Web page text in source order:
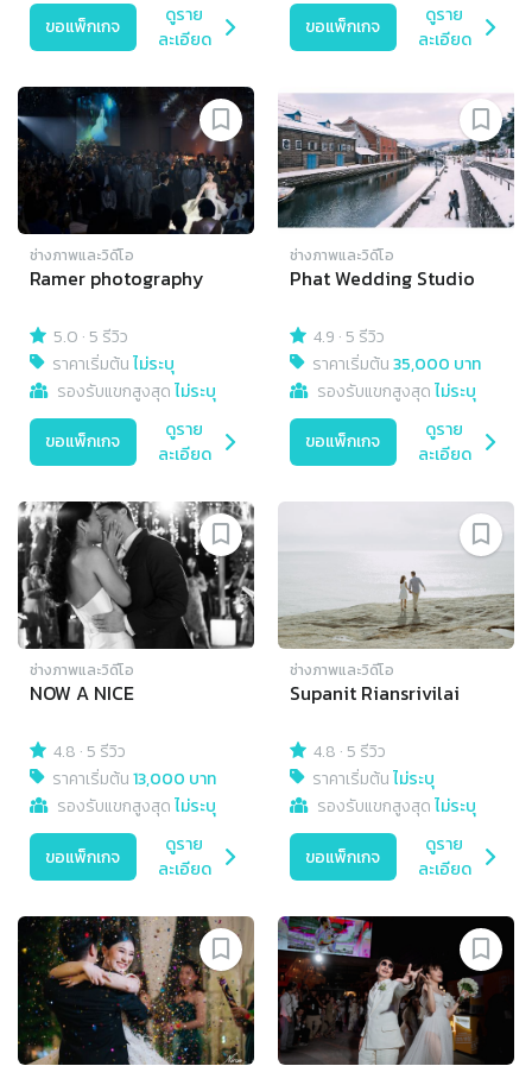
ขอแพ็กเกจ
ดูราย
ละเอียด
ขอแพ็กเกจ
ดูราย
ละเอียด
ช่างภาพและวิดีโอ
Ramer photography
5.0 · 5 รีวิว
ราคาเริ่มต้นไม่ระบุ
รองรับแขกสูงสุดไม่ระบุ
ขอแพ็กเกจ
ดูราย
ละเอียด
ช่างภาพและวิดีโอ
Phat Wedding Studio
4.9 · 5 รีวิว
ราคาเริ่มต้น35,000 บาท
รองรับแขกสูงสุดไม่ระบุ
ขอแพ็กเกจ
ดูราย
ละเอียด
ช่างภาพและวิดีโอ
NOW A NICE
4.8 · 5 รีวิว
ราคาเริ่มต้น13,000 บาท
รองรับแขกสูงสุดไม่ระบุ
ขอแพ็กเกจ
ดูราย
ละเอียด
ช่างภาพและวิดีโอ
Supanit Riansrivilai
4.8 · 5 รีวิว
ราคาเริ่มต้นไม่ระบุ
รองรับแขกสูงสุดไม่ระบุ
ขอแพ็กเกจ
ดูราย
ละเอียด